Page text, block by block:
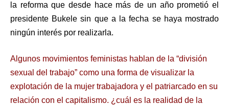
la reforma que desde hace más de un año prometió el
presidente Bukele sin que a la fecha se haya mostrado
ningún interés por realizarla.
Algunos movimientos feministas hablan de la “división
sexual del trabajo” como una forma de visualizar la
explotación de la mujer trabajadora y el patriarcado en su
relación con el capitalismo. ¿cuál es la realidad de la